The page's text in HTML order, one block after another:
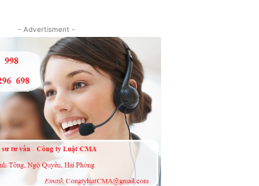
- Advertisment -